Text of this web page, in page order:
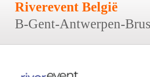
Riverevent België
B-Gent-Antwerpen-